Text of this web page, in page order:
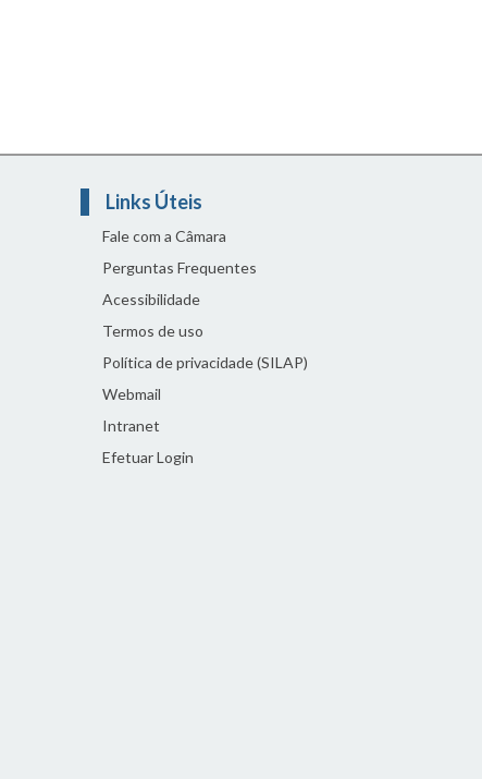
Links Úteis
Fale com a Câmara
Perguntas Frequentes
Acessibilidade
Termos de uso
Política de privacidade (SILAP)
Webmail
Intranet
Efetuar Login